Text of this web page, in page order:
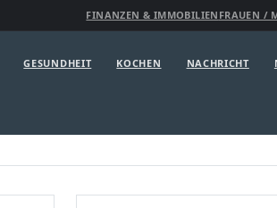
FINANZEN & IMMOBILIEN FRAUEN /
GESUNDHEIT KOCHEN NACHRICHT